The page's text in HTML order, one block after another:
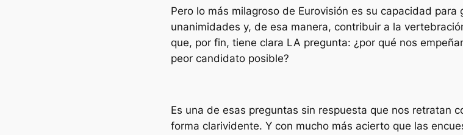
Pero lo más milagroso de Eurovisión es su capacidad para
unanimidades y, de esa manera, contribuir a la
que, por fin, tiene clara LA pregunta: ¿por qué nos
peor candidato posible?
Es una de esas preguntas sin respuesta que nos retratan
forma clarividente. Y con mucho más acierto que las